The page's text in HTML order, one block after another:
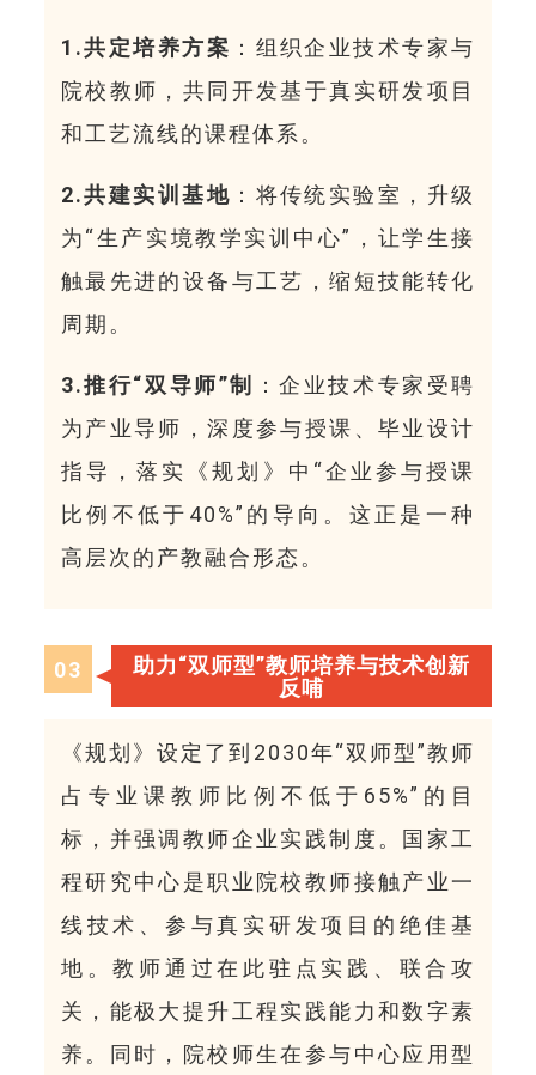
1.共定培养方案 ：组织企业技术专家与
院校教师，共同开发基于真实研发项目
和工艺流线的课程体系。
2.共建实训基地 ：将传统实验室，升级
为“生产实境教学实训中心”，让学生接
触最先进的设备与工艺，缩短技能转化
周期。
3.推行“双导师”制
：企业技术专家受聘
为产业导师，深度参与授课、毕业设计
指导，落实《规划》中“企业参与授课
比例不低于40%”的导向。这正是一种
高层次的产教融合形态 。
03
助力“双师型”教师培养与技术创新
反哺
《规划》设定了到2030年“双师型”教师
占专业课教师比例不低于65%”的目
标，并强调教师企业实践制度。国家工
程研究中心是职业院校教师接触产业一
线技术、参与真实研发项目的绝佳基
地。教师通过在此驻点实践、联合攻
关，能极大提升工程实践能力和数字素
养。同时，院校师生在参与中心应用型